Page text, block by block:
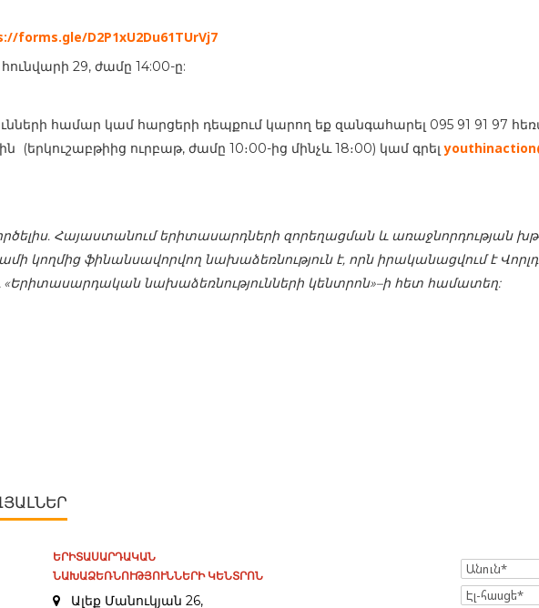
forms.gle/D2P1xU2Du61TUrVj7
հունվարի 29, ժամը 14:00-ը:
համար կամ հարցերի դեպքում կարող եք զանգահարել 095 91 91
(երկուշաբթիից ուրբաթ, ժամը 10։00-ից մինչև 18։00) կամ գրել
Հայաստանում երիտասարդների զորեղացման և առաջնորդության
կողմից ֆինանսավորվող նախաձեռնություն է, որն իրականացվում է
«Երիտասարդական նախաձեռնությունների կենտրոն»–ի հետ համատեղ:
ԵՐԻՏԱՍԱՐԴԱԿԱՆ
ՆԱԽԱՁԵՌՆՈՒԹՅՈՒՆՆԵՐԻ ԿԵՆՏՐՈՆ
Ալեք Մանուկյան 26,
Name
Էլ-